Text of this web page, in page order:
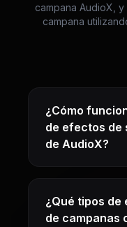
campana AudioX,
campana
¿Cómo
de efectos de
de AudioX?
¿Qué tipos
de campanas